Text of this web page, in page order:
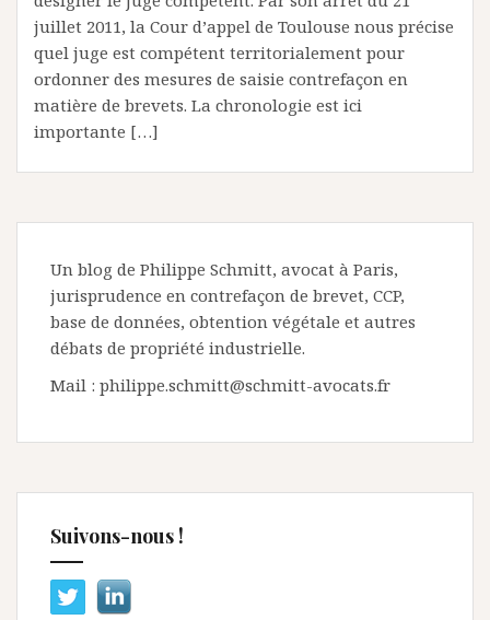
juillet 2011, la Cour d’appel de Toulouse nous précise
quel juge est compétent territorialement pour
ordonner des mesures de saisie contrefaçon en
matière de brevets. La chronologie est ici
importante […]
Un blog de Philippe Schmitt, avocat à Paris,
jurisprudence en contrefaçon de brevet, CCP,
base de données, obtention végétale et autres
débats de propriété industrielle.
Mail : philippe.schmitt@schmitt-avocats.fr
Suivons-nous !